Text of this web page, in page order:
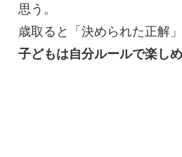
思う。
歳取ると「決められた正解
子どもは自分ルールで楽しめ